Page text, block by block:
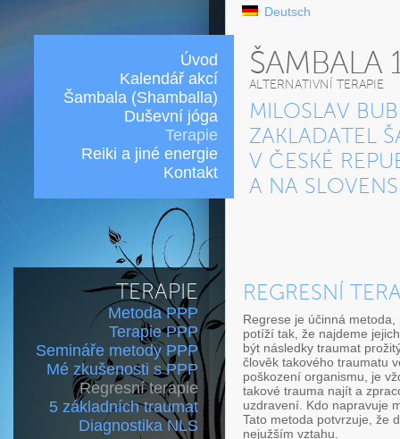
Úvod
Kalendář akcí
Šambala (Shamballa)
Duševní jóga
Terapie
Reiki a jiné energie
Kontakt
Deutsch
ŠAMBALA
ALTERNATIVNÍ TERAPIE
MILOSLAV
ZAKLADATEL
V ČESKÉ
A NA
TERAPIE
Metoda PPP
Terapie PPP
Semináře metody PPP
Mé zkušenosti s PPP
Regresní terapie
5 základních traumat
Diagnostika NLS
REGRESNÍ
Regrese je účinná
potíží tak, že najdeme
být následky traumat
člověk takového traumatu
poškození organismu, je
takové trauma najít a
uzdravení. Kdo napravuje
Tato metoda potvrzuje, že
nejužším vztahu.